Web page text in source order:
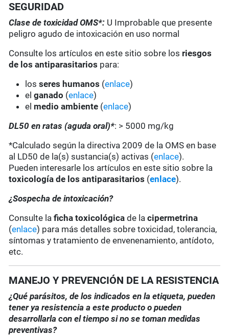
SEGURIDAD
Clase de toxicidad OMS*: U Improbable que presente
peligro agudo de intoxicación en uso normal
Consulte los artículos en este sitio sobre los riesgos
de los antiparasitarios para:
losseres humanos (enlace)
elganado (enlace)
el medio ambiente (enlace)
DL50 en ratas (aguda oral)*: > 5000 mg/kg
*Calculado según la directiva 2009 de la OMS en base
al LD50 de la(s) sustancia(s) activas (enlace).
Pueden interesarle los artículos en este sitio sobre la
toxicología de los antiparasitarios (enlace).
¿Sospecha de intoxicación?
Consulte laficha toxicológica de lacipermetrina
(enlace) para más detalles sobre toxicidad, tolerancia,
síntomas y tratamiento de envenenamiento, antídoto,
etc.
MANEJO Y PREVENCIÓN DE LA RESISTENCIA
¿Qué parásitos, de los indicados en la etiqueta, pueden
tener ya resistencia a este producto o pueden
desarrollarla con el tiempo si no se toman medidas
preventivas?